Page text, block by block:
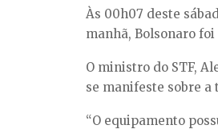
Às 00h07 deste
manhã, Bolsonaro
O ministro do STF,
se manifeste sobre
“O equipamento